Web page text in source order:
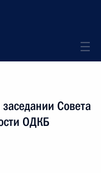
Совета
ОДКБ